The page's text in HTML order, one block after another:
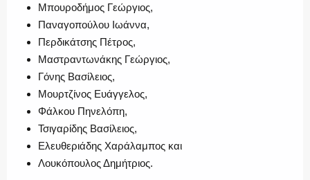
Μπουροδήμος Γεώργιος,
Παναγοπούλου Ιωάννα,
Περδικάτσης Πέτρος,
Μαστραντωνάκης Γεώργιος,
Γόνης Βασίλειος,
Μουρτζίνος Ευάγγελος,
Φάλκου Πηνελόπη,
Τσιγαρίδης Βασίλειος,
Ελευθεριάδης Χαράλαμπος και
Λουκόπουλος Δημήτριος.